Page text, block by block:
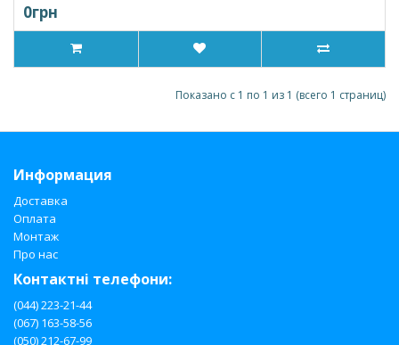
0грн
Показано с 1 по 1 из 1 (всего 1 страниц)
Информация
Доставка
Оплата
Монтаж
Про нас
Контактні телефони:
(044) 223-21-44
(067) 163-58-56
(050) 212-67-99